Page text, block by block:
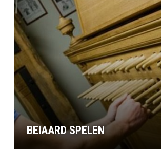
BEIAARD SPELEN